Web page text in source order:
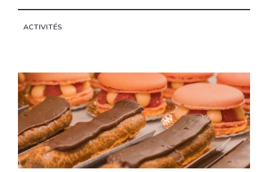
ACTIVITÉS